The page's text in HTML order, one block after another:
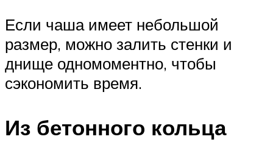
Если чаша имеет небольшой
размер, можно залить стенки и
днище одномоментно, чтобы
сэкономить время.
Из бетонного кольца